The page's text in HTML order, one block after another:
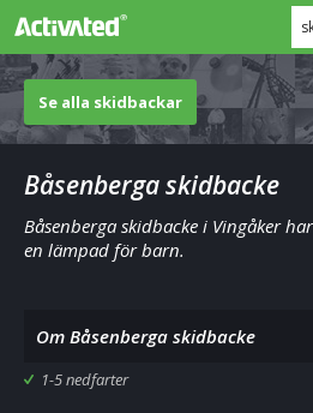
Se alla skidbackar
Båsenberga skidbacke
Båsenberga skidbacke i Vingåker
en lämpad för barn.
Om Båsenberga skidbacke
1-5 nedfarter